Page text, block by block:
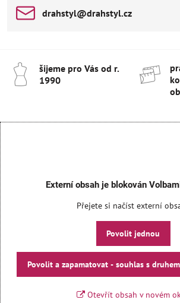
drahstyl​@drahstyl​.cz
šijeme pro Vás od r​.
1990
Externí obsah je blokován
Přejete si načíst externí
Povolit jednou
Povolit a zapamatovat - souhlas s
Otevřít obsah v novém